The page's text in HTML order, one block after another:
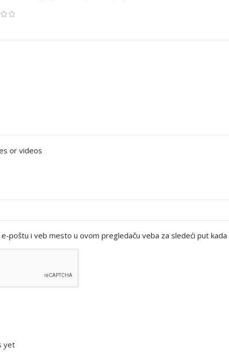
yet
or videos
e-poštu i veb mesto u ovom pregledaču veba za sledeći put